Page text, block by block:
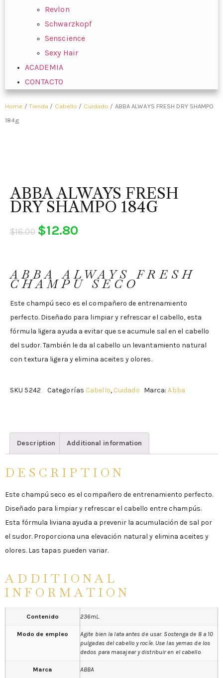
Revlon
Schwarzkopf
Senscience
Sexy Hair
ACADEMIA
CONTACTO
Home / Tienda / Cabello / Cuidado / ABBA ALWAYS FRESH DRY SHAMPO
184g
ABBA ALWAYS FRESH
DRY SHAMPO 184G
$16.00 $12.80
ABBA ALWAYS FRESH
CHAMPÚ SECO
Este champú seco es el compañero de entrenamiento
perfecto. Diseñado para limpiar y refrescar el cabello, esta
fórmula ligera ayuda a evitar que se acumule sal en el cabello
del sudor. También le da al cabello un levantamiento natural
con textura ligera y elimina aceites y olores.
SKU 5242 Categorías Cabello, Cuidado Marca:Abba
Description Additional information
DESCRIPTION
Este champú seco es el compañero de entrenamiento perfecto.
Diseñado para limpiar y refrescar el cabello entre champús.
Esta fórmula liviana ayuda a prevenir la acumulación de sal por
el sudor. Proporciona una elevación natural y elimina aceites y
olores. Las tapas pueden variar.
ADDITIONAL
INFORMATION
Contenido 236mL.
Modo de empleo
Agite bien la lata antes de usar. Sostenga de 8 a 10
pulgadas del cabello y rocíe. Use las yemas de los
dedos para masajear y distribuir en el cabello.
Marca ABBA